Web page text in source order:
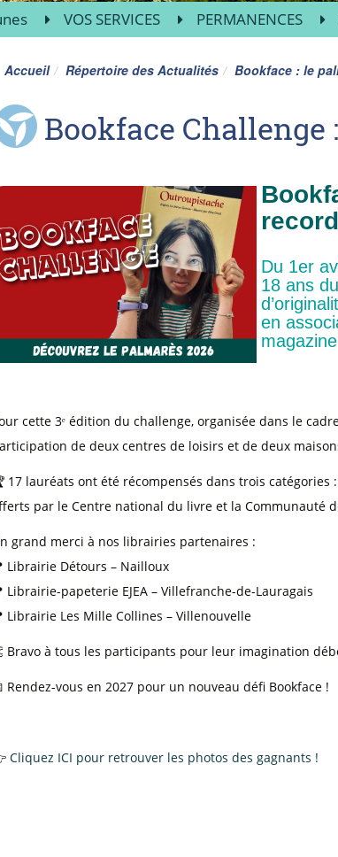
VOS SERVICES PERMANENCES
Accueil Répertoire des Actualités Bookface : le
Bookface Challenge
Du 1er
18 ans
en
cette 3ᵉ édition du challenge, organisée dans le
de deux centres de loisirs et de deux
17 lauréats ont été récompensés dans trois
par le Centre national du livre et la Communauté
grand merci à nos librairies partenaires :
Librairie Détours – Nailloux
Librairie-papeterie EJEA – Villefranche-de-Lauragais
Librairie Les Mille Collines – Villenouvelle
Bravo à tous les participants pour leur imagination
Rendez-vous en 2027 pour un nouveau défi Bookface !
Cliquez ICI pour retrouver les photos des gagnants !